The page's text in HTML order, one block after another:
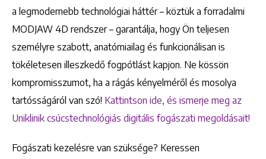
a legmodernebb technológiai háttér – köztük a forradalmi
MODJAW 4D rendszer – garantálja, hogy Ön teljesen
személyre szabott, anatómiailag és funkcionálisan is
tökéletesen illeszkedő fogpótlást kapjon. Ne kössön
kompromisszumot, ha a rágás kényelméről és mosolya
tartósságáról van szó! Kattintson ide, és ismerje meg az
Uniklinik csúcstechnológiás digitális fogászati megoldásait!
Fogászati kezelésre van szüksége? Keressen